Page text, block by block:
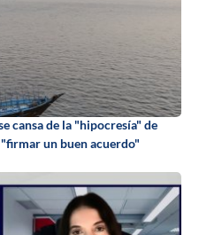
cansa de la "hipocresía" de
"firmar un buen acuerdo"